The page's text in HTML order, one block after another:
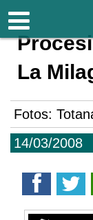
Totana.com
14/03/2008
La
Fotos: